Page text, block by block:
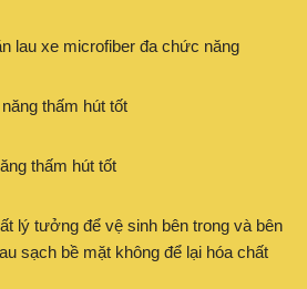
lau xe microfiber đa chức năng
thấm hút tốt
thấm hút tốt
lý tưởng để vệ sinh bên trong và bên
sạch bề mặt không để lại hóa chất